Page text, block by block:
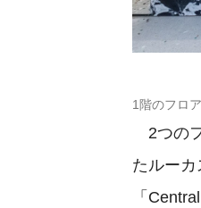
1階のフロア
2つの
たルー
「